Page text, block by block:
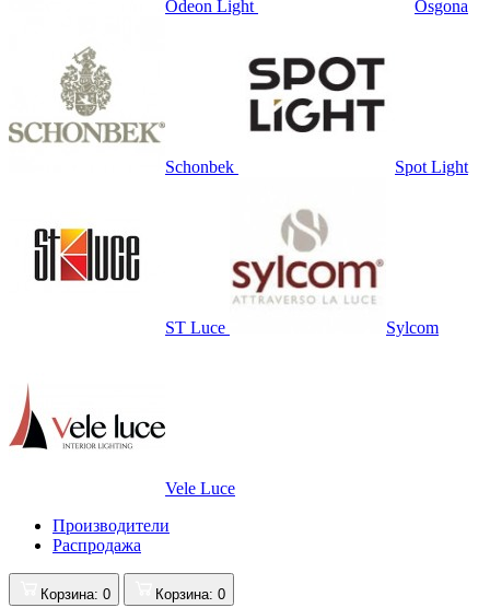
Odeon Light Osgona
Schonbek Spot Light
ST Luce Sylcom
Vele Luce
Производители
Распродажа
Корзина: 0 Корзина: 0